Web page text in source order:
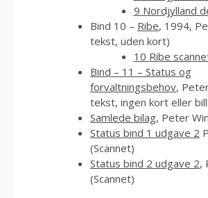
9 Nordjylland
Bind 10 – Ribe, 1994,
tekst, uden kort)
10 Ribe
Bind – 11 – Status og
forvaltningsbehov,
tekst, ingen kort eller
Samlede bilag, Peter
Status bind 1 udgave 2
(Scannet)
Status bind 2 udgave 2,
(Scannet)